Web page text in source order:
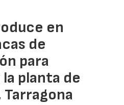
en
de
para
planta de